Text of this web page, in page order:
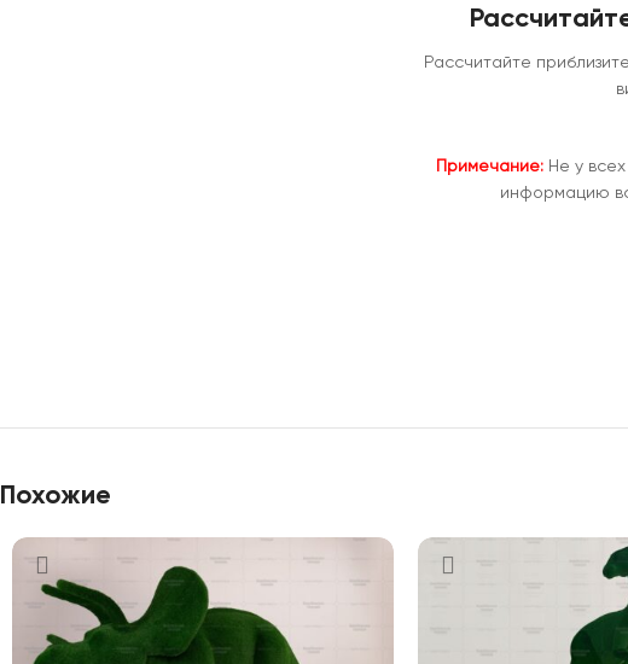
Рассчитайте
Примечание: Не у
информацию
Похожие